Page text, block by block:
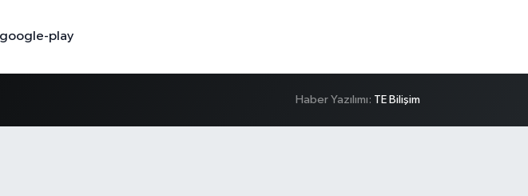
Haber Yazılımı: TE Bilişim